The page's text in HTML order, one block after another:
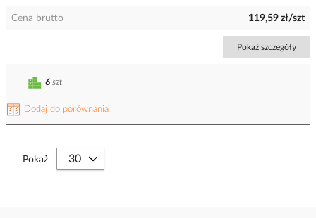
Cena brutto 119,59 zł/szt
Pokaż szczegóły
Dodaj do porównania
6 szt
Pokaż